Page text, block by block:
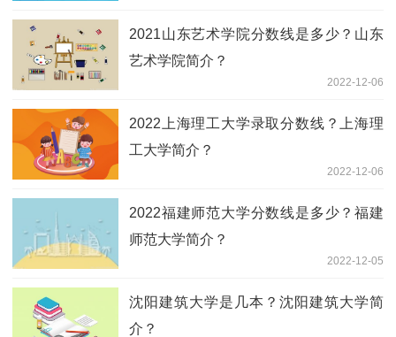
2021山东艺术学院分数线是多少？山东
艺术学院简介？
2022-12-06
2022上海理工大学录取分数线？上海理
工大学简介？
2022-12-06
2022福建师范大学分数线是多少？福建
师范大学简介？
2022-12-05
沈阳建筑大学是几本？沈阳建筑大学简
介？